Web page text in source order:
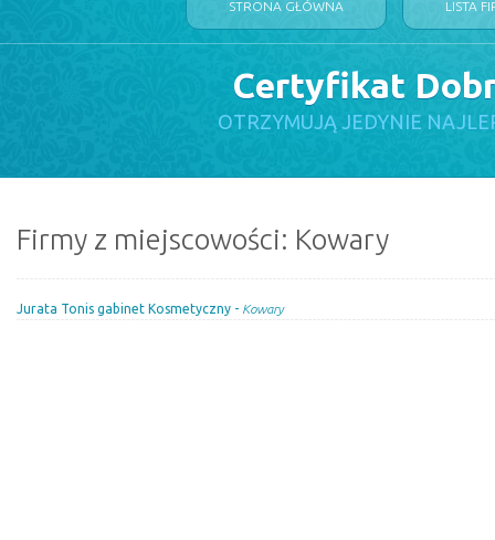
STRONA GŁÓWNA LISTA
Certyfikat
OTRZYMUJĄ JEDYNIE
Firmy z miejscowości: Kowary
Jurata Tonis gabinet Kosmetyczny - Kowary